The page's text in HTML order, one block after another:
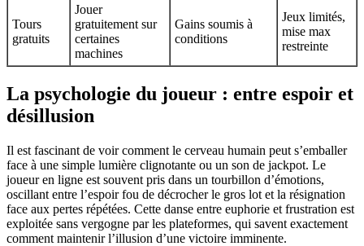
Tours
gratuits
Jouer
gratuitement sur
certaines
machines
Gains soumis à
conditions
Jeux limités,
mise max
restreinte
La psychologie du joueur : entre espoir et
désillusion
Il est fascinant de voir comment le cerveau humain peut s’emballer
face à une simple lumière clignotante ou un son de jackpot. Le
joueur en ligne est souvent pris dans un tourbillon d’émotions,
oscillant entre l’espoir fou de décrocher le gros lot et la résignation
face aux pertes répétées. Cette danse entre euphorie et frustration est
exploitée sans vergogne par les plateformes, qui savent exactement
comment maintenir l’illusion d’une victoire imminente.